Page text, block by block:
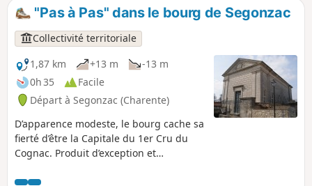
"Pas à Pas" dans le bourg de Segonzac
Collectivité territoriale
1,87 km
+13 m
-13 m
0h 35
Facile
Départ à Segonzac (Charente)
D’apparence modeste, le bourg cache sa
fierté d’être la Capitale du 1er Cru du
Cognac. Produit d’exception et
Champagne est labellisé « Site